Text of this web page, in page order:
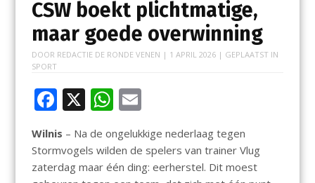
CSW boekt plichtmatige,
maar goede overwinning
DOOR REDACTIE DE RONDE VENEN | 1 APRIL 2026| GEPLAATST IN
SPORT
F
ac
e
b
X W
at
s
E
m
ai
l
Wilnis – Na de ongelukkige nederlaag tegen
Stormvogels wilden de spelers van trainer Vlug
zaterdag maar één ding: eerherstel. Dit moest